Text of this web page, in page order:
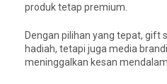
produk tetap premium.
Dengan pilihan yang tepat, gift
hadiah, tetapi juga media
meninggalkan kesan